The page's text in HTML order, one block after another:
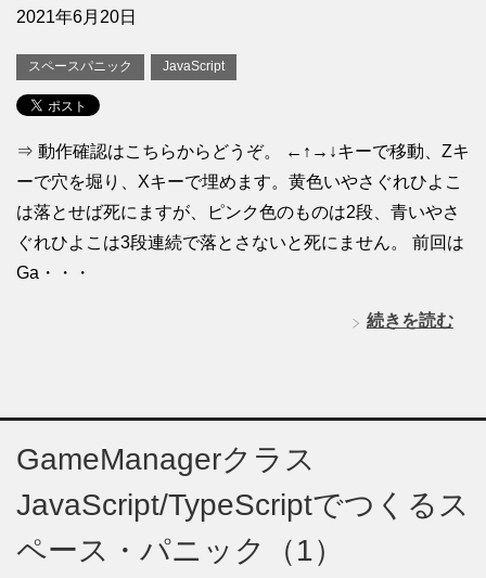
2021年6月20日
スペースパニック JavaScript
⇒ 動作確認はこちらからどうぞ。 ←↑→↓キーで移動、Zキ
ーで穴を堀り、Xキーで埋めます。黄色いやさぐれひよこ
は落とせば死にますが、ピンク色のものは2段、青いやさ
ぐれひよこは3段連続で落とさないと死にません。 前回は
Ga・・・
続きを読む
GameManagerクラス
JavaScript/TypeScriptでつくるス
ペース・パニック（1）